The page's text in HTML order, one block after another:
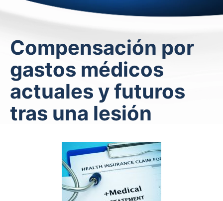
Compensación por
gastos médicos
actuales y futuros
tras una lesión